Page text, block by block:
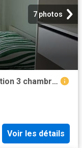
7 photos
Location appartement pour colocation 3 chambres
Voir les détails